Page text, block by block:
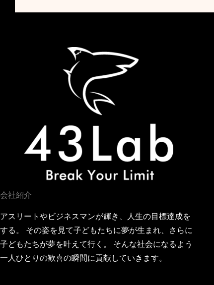
会社紹介
アスリートやビジネスマンが輝き、人生の目標達成を
する。 その姿を見て子どもたちに夢が生まれ、さらに
子どもたちが夢を叶えて行く。 そんな社会になるよう
一人ひとりの歓喜の瞬間に貢献していきます。